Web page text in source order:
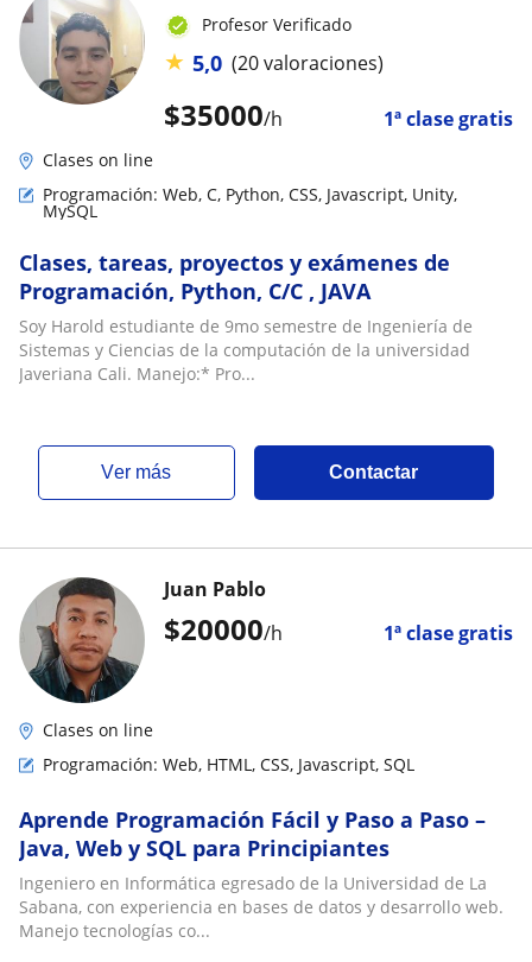
$35000/h 1ª clase gratis
Profesor Verificado
★ 5,0 (20 valoraciones)
Clases on line
Programación: Web, C, Python, CSS, Javascript, Unity,
MySQL
Clases, tareas, proyectos y exámenes de
Programación, Python, C/C , JAVA
Soy Harold estudiante de 9mo semestre de Ingeniería de
Sistemas y Ciencias de la computación de la universidad
Javeriana Cali. Manejo:* Pro...
ver más Contactar
$20000/h 1ª clase gratis
Juan Pablo
Clases on line
Programación: Web, HTML, CSS, Javascript, SQL
Aprende Programación Fácil y Paso a Paso –
Java, Web y SQL para Principiantes
Ingeniero en Informática egresado de la Universidad de La
Sabana, con experiencia en bases de datos y desarrollo web.
Manejo tecnologías co...